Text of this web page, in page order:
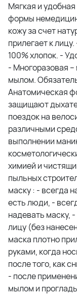
Мягкая и
формы
кожу за счет
прилегает к
100% хлопок. -
- Многоразовая
мылом.
Анатомическая
защищают
поездок на
различными
выполнении
химией и
пыльных
маску : - всегда
есть люди, -
надевать маску,
лицу (без
маска плотно
руками, когда
после того, как
- после
мылом и